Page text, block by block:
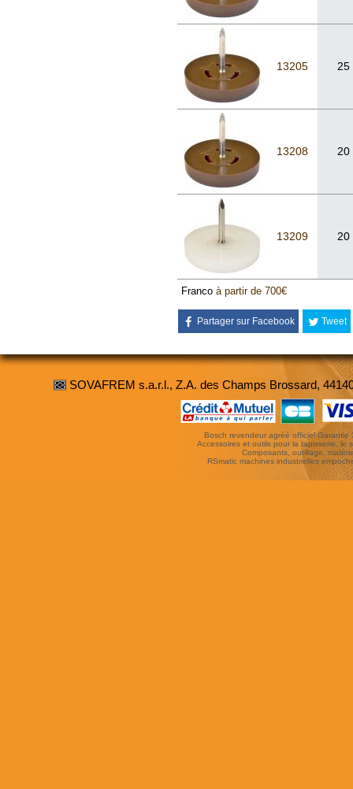
13205 25
13208 20
13209 20
Franco à partir de 700€
Partager sur Facebook Tweet
SOVAFREM s.a.r.l., Z.A. des Champs Brossard,
Bosch revendeur agréé officiel Garantie
Accessoires et outils pour la tapisserie, le
Composants, outillage,
RSmatic machines industrielles